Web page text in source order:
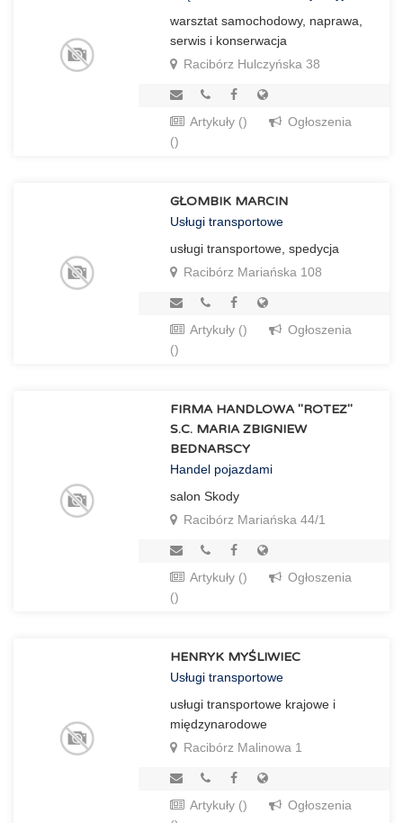
warsztat samochodowy, naprawa,
serwis i konserwacja
Racibórz Hulczyńska 38
Artykuły ()
Ogłoszenia
()
GŁOMBIK MARCIN
Usługi transportowe
usługi transportowe, spedycja
Racibórz Mariańska 108
Artykuły ()
Ogłoszenia
()
FIRMA HANDLOWA "ROTEZ"
S.C. MARIA ZBIGNIEW
BEDNARSCY
Handel pojazdami
salon Skody
Racibórz Mariańska 44/1
Artykuły ()
Ogłoszenia
()
HENRYK MYŚLIWIEC
Usługi transportowe
usługi transportowe krajowe i
międzynarodowe
Racibórz Malinowa 1
Artykuły ()
Ogłoszenia